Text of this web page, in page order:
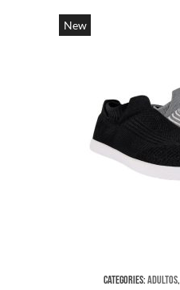
New
Categories:Adultos,